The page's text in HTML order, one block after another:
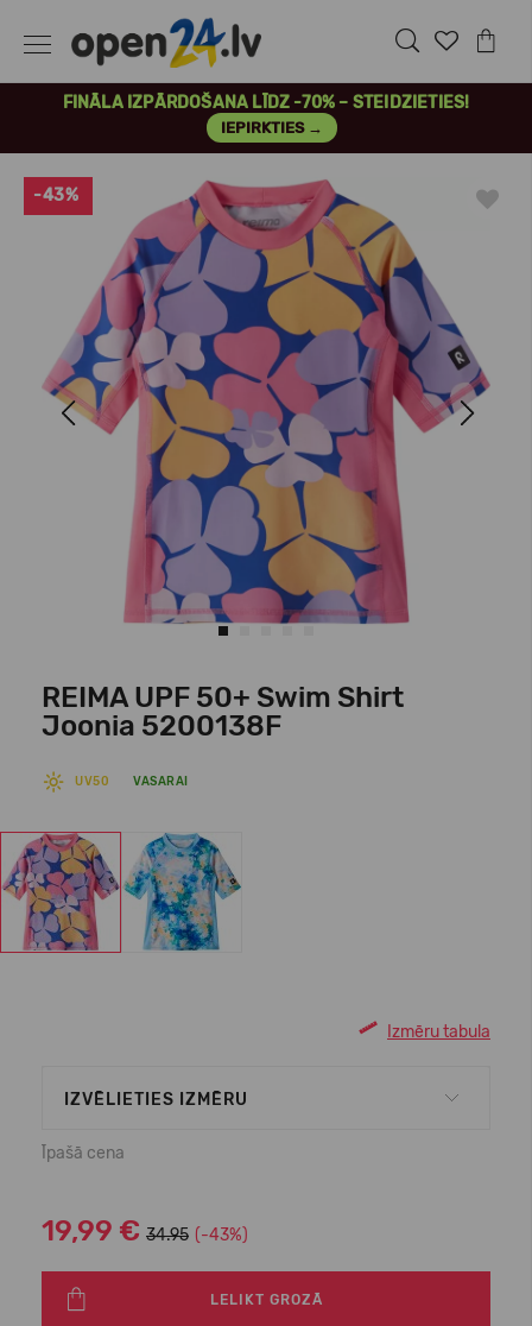
FINĀLA IZPĀRDOŠANA LĪDZ -70% – STEIDZIETIES!
IEPIRKTIES →
Previous Next
-43%
REIMA UPF 50+ Swim Shirt
Joonia 5200138F
UV50 VASARAI
Izmēru tabula
IZVĒLIETIES IZMĒRU
Īpašā cena
19,99 € 34.95 (-43%)
LELIKT GROZĀ